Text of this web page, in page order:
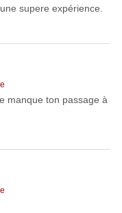
supere expérience.
manque ton passage à